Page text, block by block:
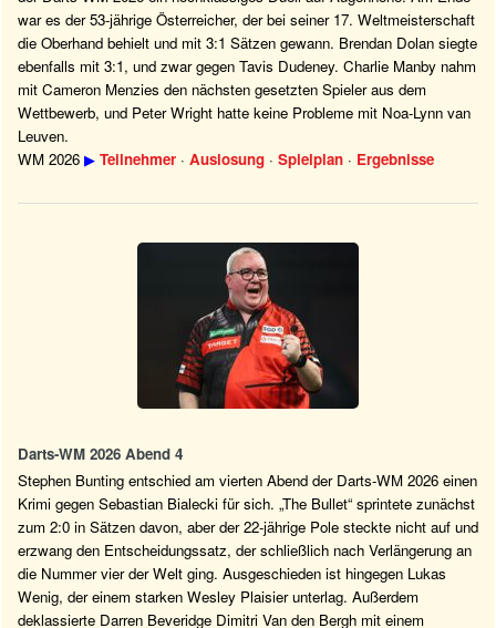
war es der 53-jährige Österreicher, der bei seiner 17. Weltmeisterschaft
die Oberhand behielt und mit 3:1 Sätzen gewann. Brendan Dolan siegte
ebenfalls mit 3:1, und zwar gegen Tavis Dudeney. Charlie Manby nahm
mit Cameron Menzies den nächsten gesetzten Spieler aus dem
Wettbewerb, und Peter Wright hatte keine Probleme mit Noa-Lynn van
Leuven.
WM 2026 ▶ Teilnehmer · Auslosung · Spielplan · Ergebnisse
Darts-WM 2026 Abend 4
Stephen Bunting entschied am vierten Abend der Darts-WM 2026 einen
Krimi gegen Sebastian Bialecki für sich. „The Bullet“ sprintete zunächst
zum 2:0 in Sätzen davon, aber der 22-jährige Pole steckte nicht auf und
erzwang den Entscheidungssatz, der schließlich nach Verlängerung an
die Nummer vier der Welt ging. Ausgeschieden ist hingegen Lukas
Wenig, der einem starken Wesley Plaisier unterlag. Außerdem
deklassierte Darren Beveridge Dimitri Van den Bergh mit einem